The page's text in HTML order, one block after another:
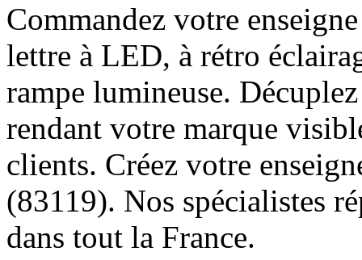
Commandez votre
lettre à LED, à rétro
rampe lumineuse.
rendant votre marque
clients. Créez votre
(83119). Nos spécialistes
dans tout la France.